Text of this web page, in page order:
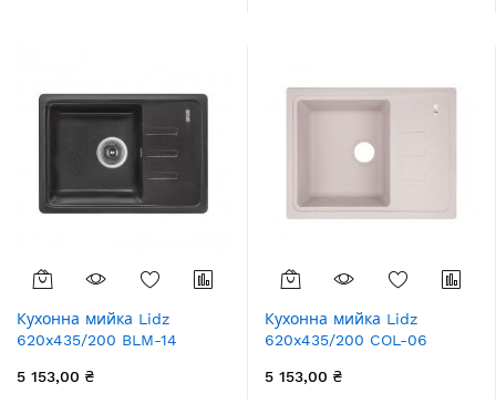
Кухонна мийка Lidz
620x435/200 BLM-14
5 153,00 ₴
Кухонна мийка Lidz
620x435/200 COL-06
5 153,00 ₴